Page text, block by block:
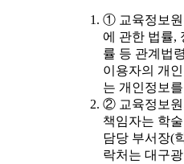
① 교육정보원
에 관한 법률,
률 등 관계법
이용자의 개
는 개인정보
② 교육정보원
책임자는 학
담당 부서장(
락처는 대구